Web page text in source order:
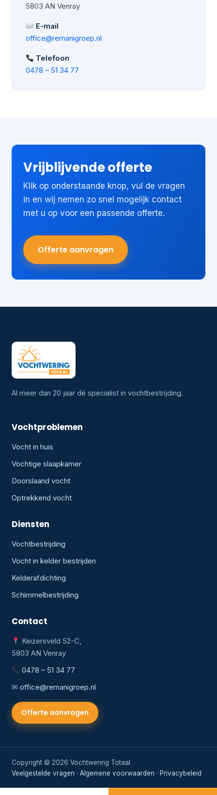
5803 AN Venray
E-mail
office@remanigroep.nl
Telefoon
0478 – 51 34 77
Vrijblijvende offerte
Klik op onderstaande knop, vul de vragen
in en wij nemen zo snel mogelijk contact
met u op voor een passende offerte.
Offerte aanvragen
Al meer dan 20 jaar dé specialist in vochtbestrijding.
Vochtproblemen
Vocht in huis
Vochtige slaapkamer
Doorslaand vocht
Optrekkend vocht
Diensten
Vochtbestrijding
Vocht in kelder bestrijden
Kelderafdichting
Schimmelbestrijding
Contact
Keizersveld 52-C,
5803 AN Venray
0478 – 51 34 77
✉ office@remanigroep.nl
Offerte aanvragen
Copyright © 2026 Vochtwering Totaal
Veelgestelde vragen · Algemene voorwaarden · Privacybeleid